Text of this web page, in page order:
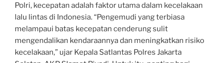
Polri, kecepatan adalah faktor utama dalam kecelakaan
lalu lintas di Indonesia. “Pengemudi yang terbiasa
melampaui batas kecepatan cenderung sulit
mengendalikan kendaraannya dan meningkatkan risiko
kecelakaan,” ujar Kepala Satlantas Polres Jakarta